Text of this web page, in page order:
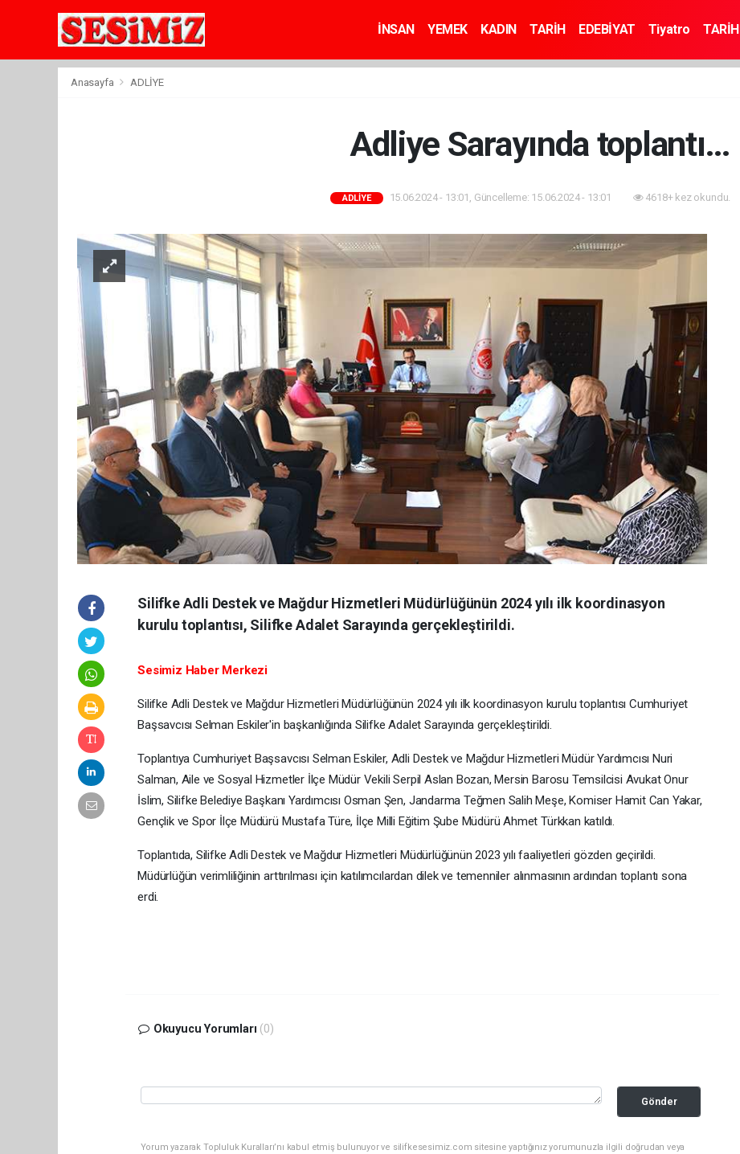
İNSAN YEMEK KADIN TARİH EDEBİYAT Tiyatro TARİH
Anasayfa ADLİYE
Adliye Sarayında toplantı…
ADLİYE 15.06.2024 - 13:01, Güncelleme: 15.06.2024 - 13:01 4618+ kez okundu.
Silifke Adli Destek ve Mağdur Hizmetleri Müdürlüğünün 2024 yılı ilk koordinasyon
kurulu toplantısı, Silifke Adalet Sarayında gerçekleştirildi.
Sesimiz Haber Merkezi
Silifke Adli Destek ve Mağdur Hizmetleri Müdürlüğünün 2024 yılı ilk koordinasyon kurulu toplantısı Cumhuriyet
Başsavcısı Selman Eskiler'in başkanlığında Silifke Adalet Sarayında gerçekleştirildi.
Toplantıya Cumhuriyet Başsavcısı Selman Eskiler, Adli Destek ve Mağdur Hizmetleri Müdür Yardımcısı Nuri
Salman, Aile ve Sosyal Hizmetler İlçe Müdür Vekili Serpil Aslan Bozan, Mersin Barosu Temsilcisi Avukat Onur
İslim, Silifke Belediye Başkanı Yardımcısı Osman Şen, Jandarma Teğmen Salih Meşe, Komiser Hamit Can Yakar,
Gençlik ve Spor İlçe Müdürü Mustafa Türe, İlçe Milli Eğitim Şube Müdürü Ahmet Türkkan katıldı.
Toplantıda, Silifke Adli Destek ve Mağdur Hizmetleri Müdürlüğünün 2023 yılı faaliyetleri gözden geçirildi.
Müdürlüğün verimliliğinin arttırılması için katılımcılardan dilek ve temenniler alınmasının ardından toplantı sona
erdi.
Okuyucu Yorumları (0)
Gönder
Yorum yazarak Topluluk Kuralları’nı kabul etmiş bulunuyor ve silifkesesimiz.com sitesine yaptığınız yorumunuzla ilgili doğrudan veya